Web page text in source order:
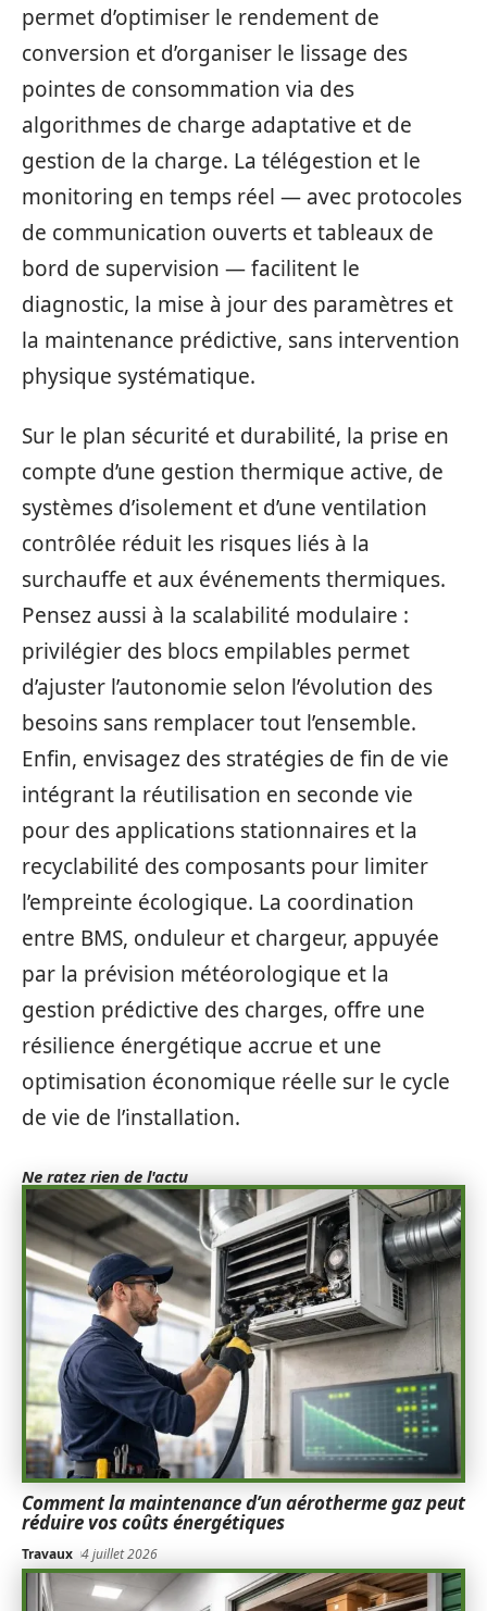
permet d’optimiser le rendement de
conversion et d’organiser le lissage des
pointes de consommation via des
algorithmes de charge adaptative et de
gestion de la charge. La télégestion et le
monitoring en temps réel — avec protocoles
de communication ouverts et tableaux de
bord de supervision — facilitent le
diagnostic, la mise à jour des paramètres et
la maintenance prédictive, sans intervention
physique systématique.
Sur le plan sécurité et durabilité, la prise en
compte d’une gestion thermique active, de
systèmes d’isolement et d’une ventilation
contrôlée réduit les risques liés à la
surchauffe et aux événements thermiques.
Pensez aussi à la scalabilité modulaire :
privilégier des blocs empilables permet
d’ajuster l’autonomie selon l’évolution des
besoins sans remplacer tout l’ensemble.
Enfin, envisagez des stratégies de fin de vie
intégrant la réutilisation en seconde vie
pour des applications stationnaires et la
recyclabilité des composants pour limiter
l’empreinte écologique. La coordination
entre BMS, onduleur et chargeur, appuyée
par la prévision météorologique et la
gestion prédictive des charges, offre une
résilience énergétique accrue et une
optimisation économique réelle sur le cycle
de vie de l’installation.
Ne ratez rien de l'actu
Comment la maintenance d’un aérotherme gaz peut
réduire vos coûts énergétiques
Travaux 4 juillet 2026